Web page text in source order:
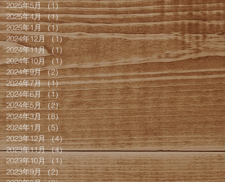
2025年5月 （1）1件の記事
2025年4月 （1）1件の記事
2025年1月 （1）1件の記事
2024年12月 （1）1件の記事
2024年11月 （1）1件の記事
2024年10月 （1）1件の記事
2024年9月 （2）2件の記事
2024年7月 （1）1件の記事
2024年6月 （1）1件の記事
2024年5月 （2）2件の記事
2024年3月 （8）8件の記事
2024年1月 （5）5件の記事
2023年12月 （4）4件の記事
2023年11月 （4）4件の記事
2023年10月 （1）1件の記事
2023年9月 （2）2件の記事